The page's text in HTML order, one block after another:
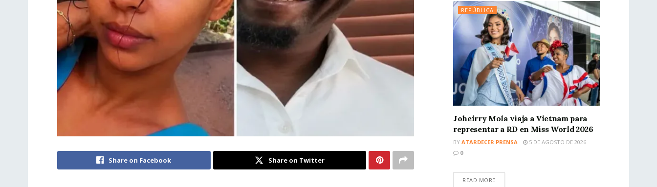
Share on Facebook Share on Twitter
REPÚBLICA
Joheirry Mola viaja a Vietnam para
representar a RD en Miss World 2026
BY ATARDECER PRENSA
5 DE AGOSTO DE 2026
0
READ MORE